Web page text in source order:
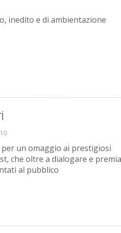
inedito e di ambientazione
un omaggio ai prestigiosi
che oltre a dialogare e
al pubblico